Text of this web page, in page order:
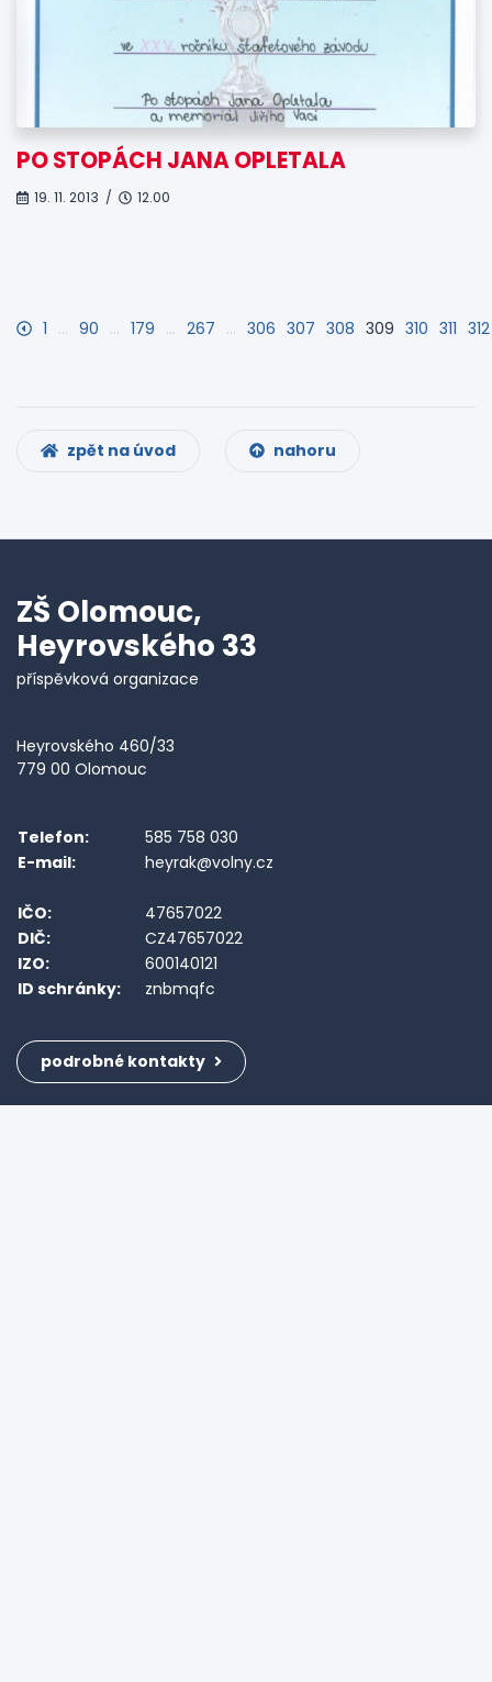
PO STOPÁCH JANA OPLETALA
19. 11. 2013 / 12.00
1 … 90 … 179 … 267 … 306 307 308 309 310 311 312
zpět na úvod nahoru
ZŠ Olomouc,
Heyrovského 33
příspěvková organizace
Heyrovského 460/33
779 00 Olomouc
Telefon:
585 758 030
E-mail:
heyrak@volny.cz
IČO:
47657022
DIČ:
CZ47657022
IZO:
600140121
ID schránky:
znbmqfc
podrobné kontakty